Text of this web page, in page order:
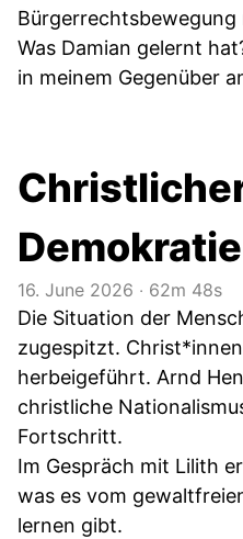
Was Damian gelernt
in meinem Gegenüber
16. June 2026 ‧ 62m 48s
Die Situation der
zugespitzt.
herbeigeführt. Arnd
christliche
Fortschritt.
Im Gespräch mit Lilith
was es vom
lernen gibt.